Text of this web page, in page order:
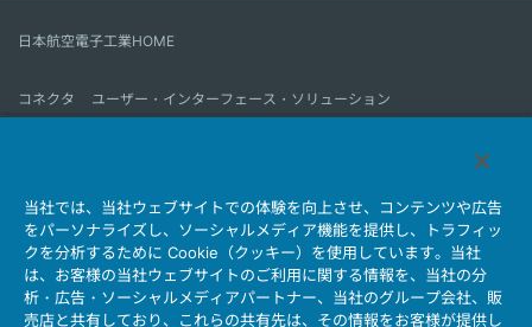
日本航空電子工業HOME
コネクタ
ユーザー・インターフェース・ソリューション
会社情報 サステナビリティ IR情報 採用情報
会社情報新着一覧
製品情報新着一覧
サイトマップ お問い合わせ
当社では、当社ウェブサイトでの体験を向上させ、コンテンツや広告
をパーソナライズし、ソーシャルメディア機能を提供し、トラフィッ
クを分析するために Cookie（クッキー）を使用しています。当社
は、お客様の当社ウェブサイトのご利用に関する情報を、当社の分
析・広告・ソーシャルメディアパートナー、当社のグループ会社、販
売店と共有しており、これらの共有先は、その情報をお客様が提供し